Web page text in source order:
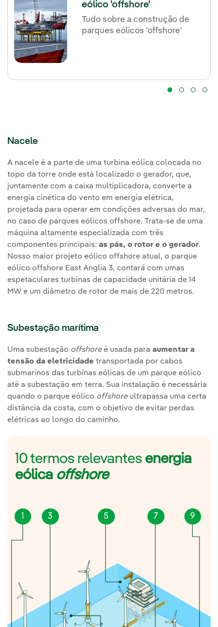
eólico 'offshore'
Tudo sobre a construção de
parques eólicos 'offshore'
Nacele
A nacele é a parte de uma turbina eólica colocada no
topo da torre onde está localizado o gerador, que,
juntamente com a caixa multiplicadora, converte a
energia cinética do vento em energia elétrica,
projetada para operar em condições adversas do mar,
no caso de parques eólicos offshore. Trata-se de uma
máquina altamente especializada com três
componentes principais: as pás, o rotor e o gerador.
Nosso maior projeto eólico offshore atual, o parque
eólico offshore East Anglia 3, contará com umas
espetaculares turbinas de capacidade unitária de 14
MW e um diâmetro de rotor de mais de 220 metros.
Subestação marítima
Uma subestação offshoreé usada para aumentar a
tensão da eletricidade transportada por cabos
submarinos das turbinas eólicas de um parque eólico
até a subestação em terra. Sua instalação é necessária
quando o parque eólico offshoreultrapassa uma certa
distância da costa, com o objetivo de evitar perdas
elétricas ao longo do caminho.
10 termos relevantes energia
eólica offshore
3 5 7 9